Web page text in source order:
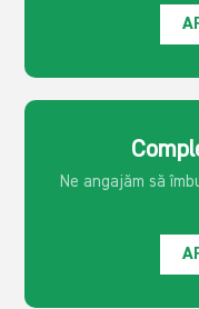
Ne angajăm să